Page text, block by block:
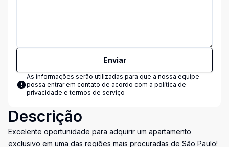
Enviar
As informações serão utilizadas para que a nossa equipe
possa entrar em contato de acordo com a política de
privacidade e termos de serviço
Descrição
Excelente oportunidade para adquirir um apartamento
exclusivo em uma das regiões mais procuradas de São Paulo!